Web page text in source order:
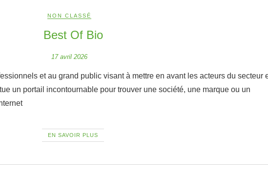
NON CLASSÉ
Best Of Bio
17 avril 2026
un portail incontournable pour trouver une société, une marque ou un
EN SAVOIR PLUS